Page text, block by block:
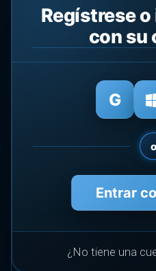
Regístrese
con su
o
Entrar
¿No tiene una